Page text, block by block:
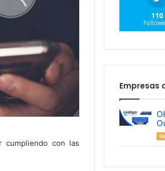
cumpliendo con las
110
Empresas